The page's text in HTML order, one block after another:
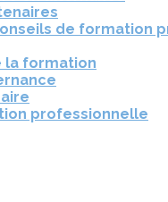
de formation
la formation
professionnelle